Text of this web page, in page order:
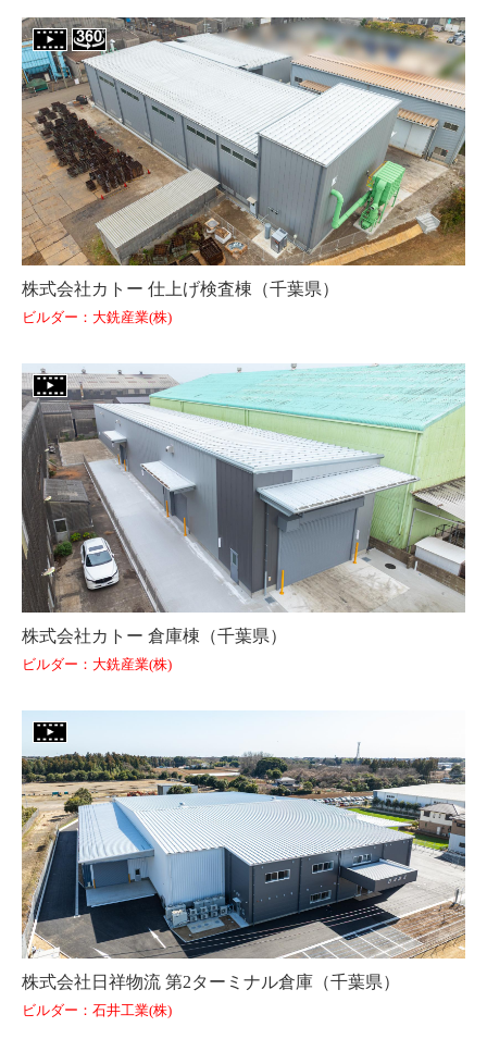
株式会社カトー 仕上げ検査棟（千葉県）
ビルダー：大銑産業(株)
株式会社カトー 倉庫棟（千葉県）
ビルダー：大銑産業(株)
株式会社日祥物流 第2ターミナル倉庫（千葉県）
ビルダー：石井工業(株)